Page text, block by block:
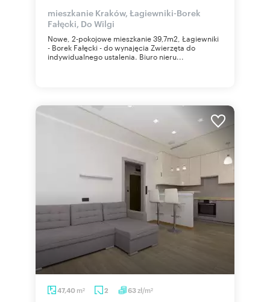
mieszkanie Kraków, Łagiewniki-Borek
Fałęcki, Do Wilgi
Nowe, 2-pokojowe mieszkanie 39,7m2, Łagiewniki
- Borek Fałęcki - do wynajęcia Zwierzęta do
indywidualnego ustalenia. Biuro nieru...
47,40 m2 2 63zł/m2